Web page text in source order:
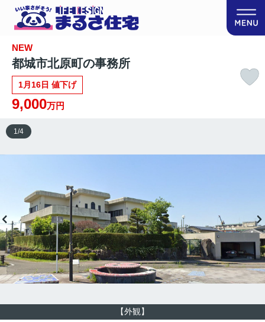
NEW
都城市北原町の事務所
1月16日 値下げ
9,000万円
【外観】
1/4